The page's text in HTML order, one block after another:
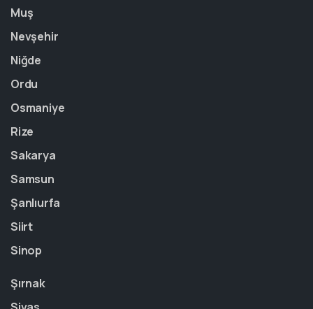
Muş
Nevşehir
Niğde
Ordu
Osmaniye
Rize
Sakarya
Samsun
Şanlıurfa
Siirt
Sinop
Şırnak